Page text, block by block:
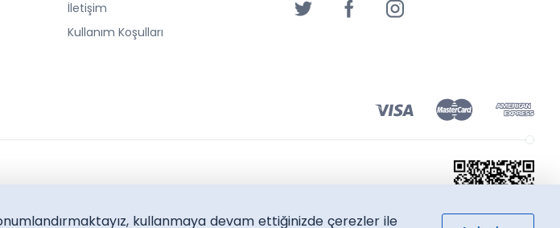
İletişim
Kullanım Koşulları
kullanmaya devam ettiğinizde çerezler ile